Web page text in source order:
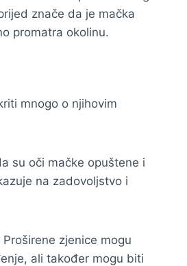
znače da je mačka
promatra okolinu.
mnogo o njihovim
su oči mačke opuštene i
na zadovoljstvo i
Proširene zjenice mogu
ali također mogu biti